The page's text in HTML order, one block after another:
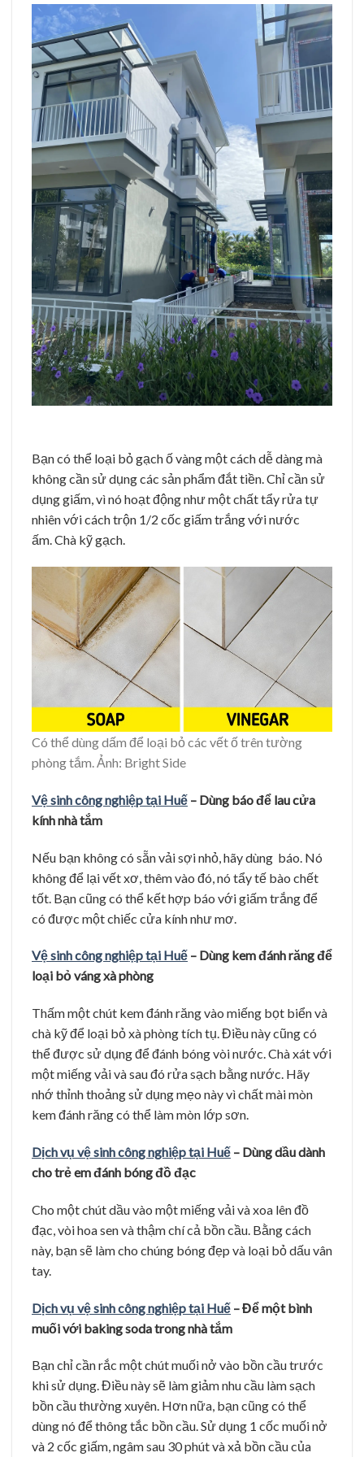
Bạn có thể loại bỏ gạch ố vàng một cách dễ dàng mà
không cần sử dụng các sản phẩm đắt tiền. Chỉ cần sử
dụng giấm, vì nó hoạt động như một chất tẩy rửa tự
nhiên với cách trộn 1/2 cốc giấm trắng với nước
ấm. Chà kỹ gạch.
Có thể dùng dấm để loại bỏ các vết ố trên tường
phòng tắm. Ảnh: Bright Side
Vệ sinh công nghiệp tại Huế – Dùng báo để lau cửa
kính nhà tắm
Nếu bạn không có sẵn vải sợi nhỏ, hãy dùng báo. Nó
không để lại vết xơ, thêm vào đó, nó tẩy tế bào chết
tốt. Bạn cũng có thể kết hợp báo với giấm trắng để
có được một chiếc cửa kính như mơ.
Vệ sinh công nghiệp tại Huế – Dùng kem đánh răng để
loại bỏ váng xà phòng
Thấm một chút kem đánh răng vào miếng bọt biển và
chà kỹ để loại bỏ xà phòng tích tụ. Điều này cũng có
thể được sử dụng để đánh bóng vòi nước. Chà xát với
một miếng vải và sau đó rửa sạch bằng nước. Hãy
nhớ thỉnh thoảng sử dụng mẹo này vì chất mài mòn
kem đánh răng có thể làm mòn lớp sơn.
Dịch vụ vệ sinh công nghiệp tại Huế – Dùng dầu dành
cho trẻ em đánh bóng đồ đạc
Cho một chút dầu vào một miếng vải và xoa lên đồ
đạc, vòi hoa sen và thậm chí cả bồn cầu. Bằng cách
này, bạn sẽ làm cho chúng bóng đẹp và loại bỏ dấu vân
tay.
Dịch vụ vệ sinh công nghiệp tại Huế – Để một bình
muối với baking soda trong nhà tắm
Bạn chỉ cần rắc một chút muối nở vào bồn cầu trước
khi sử dụng. Điều này sẽ làm giảm nhu cầu làm sạch
bồn cầu thường xuyên. Hơn nữa, bạn cũng có thể
dùng nó để thông tắc bồn cầu. Sử dụng 1 cốc muối nở
và 2 cốc giấm, ngâm sau 30 phút và xả bồn cầu của